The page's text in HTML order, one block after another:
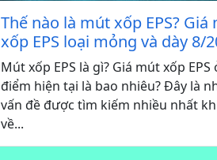
Thế nào là mút xốp EPS? Giá
xốp EPS loại mỏng và dày 8/
Mút xốp EPS là gì? Giá mút xốp EPS
điểm hiện tại là bao nhiêu? Đây là
vấn đề được tìm kiếm nhiều nhất
về...